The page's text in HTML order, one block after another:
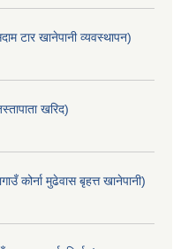
टार खानेपानी व्यवस्थापन)
खरिद)
कोर्ना मुढेवास बृहत्त खानेपानी)